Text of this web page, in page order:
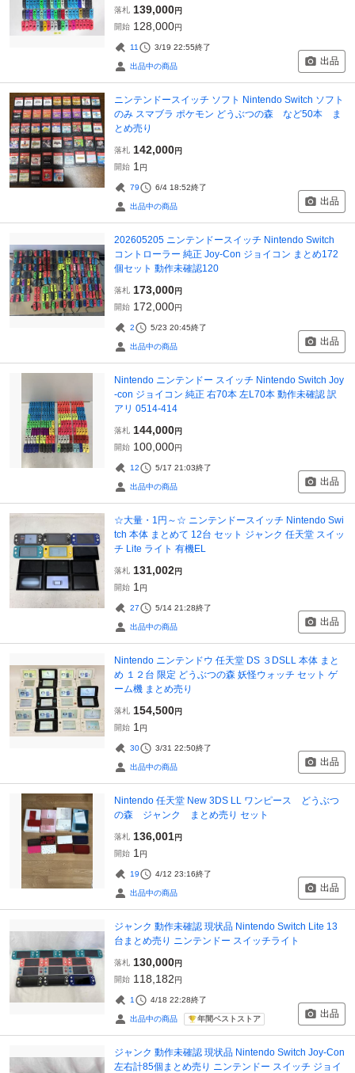
落札 139,000円
開始 128,000円
11 3/19 22:55終了
出品中の商品 出品
ニンテンドースイッチ ソフト Nintendo Switch ソフト
のみ スマブラ ポケモン どうぶつの森 など50本 ま
とめ売り
落札 142,000円
開始 1 円
79 6/4 18:52終了
出品中の商品 出品
202605205 ニンテンドースイッチ Nintendo Switch
コントローラー 純正 Joy-Con ジョイコン まとめ172
個セット 動作未確認120
落札 173,000円
開始 172,000円
2 5/23 20:45終了
出品中の商品 出品
Nintendo ニンテンドー スイッチ Nintendo Switch Joy
-con ジョイコン 純正 右70本 左L70本 動作未確認 訳
アリ 0514-414
落札 144,000円
開始 100,000円
12 5/17 21:03終了
出品中の商品 出品
☆大量・1円～☆ ニンテンドースイッチ Nintendo Swi
tch 本体 まとめて 12台 セット ジャンク 任天堂 スイッ
チ Lite ライト 有機EL
落札 131,002円
開始 1 円
27 5/14 21:28終了
出品中の商品 出品
Nintendo ニンテンドウ 任天堂 DS ３DSLL 本体 まと
め １２台 限定 どうぶつの森 妖怪ウォッチ セット ゲ
ーム機 まとめ売り
落札 154,500円
開始 1 円
30 3/31 22:50終了
出品中の商品 出品
Nintendo 任天堂 New 3DS LL ワンピース どうぶつ
の森 ジャンク まとめ売り セット
落札 136,001円
開始 1 円
19 4/12 23:16終了
出品中の商品 出品
ジャンク 動作未確認 現状品 Nintendo Switch Lite 13
台まとめ売り ニンテンドー スイッチライト
落札 130,000円
開始 118,182円
1 4/18 22:28終了
出品中の商品 年間ベストストア 出品
ジャンク 動作未確認 現状品 Nintendo Switch Joy-Con
左右計85個まとめ売り ニンテンドー スイッチ ジョイ